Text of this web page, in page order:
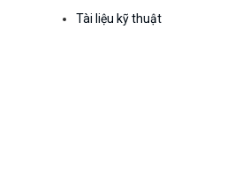
Tài liệu kỹ thuật